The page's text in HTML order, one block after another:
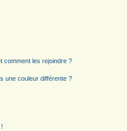
comment les rejoindre ?
une couleur différente ?